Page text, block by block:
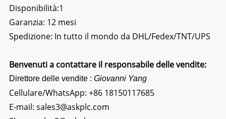
Disponibilità:1
Garanzia: 12 mesi
Spedizione: In tutto il mondo da DHL/Fedex/TNT/UPS
Benvenuti a contattare il responsabile delle vendite:
Direttore delle vendite : Giovanni Yang
Cellulare/WhatsApp: +86 18150117685
E-mail: sales3@askplc.com